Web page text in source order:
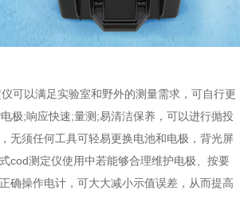
以满足实验室和野外的测量需求，可自行更
极;响应快速;量测;易清洁保养，可以进行抛投
无须任何工具可轻易更换电池和电极，背光屏
cod测定仪使用中若能够合理维护电极、按要
确操作电计，可大大减小示值误差，从而提高